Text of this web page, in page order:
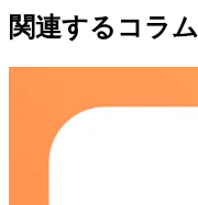
関連するコラム